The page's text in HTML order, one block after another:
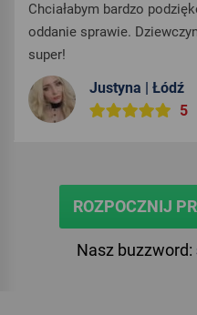
Chciałabym bardzo
oddanie sprawie.
super!
Justyna | Łódź
5
ROZPOCZNIJ
Nasz buzzword: